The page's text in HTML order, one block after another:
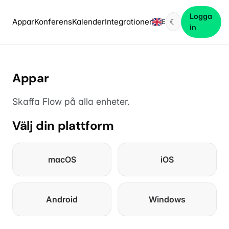
ApparKonferensKalenderIntegrationer EN☾
Logga
in
Appar
Skaffa Flow på alla enheter.
Välj din plattform
macOS iOS
Android Windows